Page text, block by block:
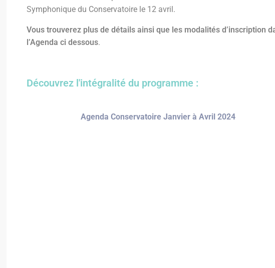
Symphonique du Conservatoire le 12 avril.
Vous trouverez plus de détails ainsi que les modalités d’inscription
l’Agenda ci dessous.
Découvrez l'intégralité du programme :
Agenda Conservatoire Janvier à Avril 2024